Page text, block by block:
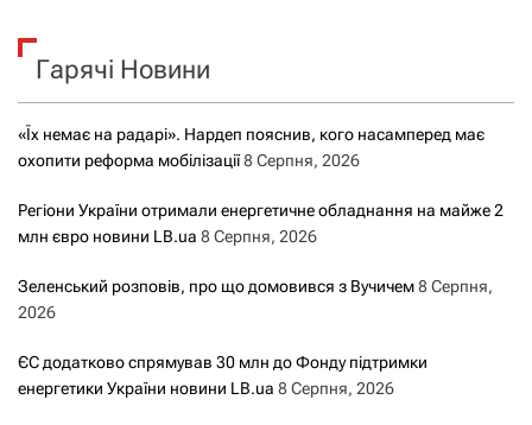
к
Гарячі Новини
«Їх немає на радарі». Нардеп пояснив, кого насамперед має
охопити реформа мобілізації8 Серпня, 2026
Регіони України отримали енергетичне обладнання на майже 2
млн євро новини LB.ua 8 Серпня, 2026
Зеленський розповів, про що домовився з Вучичем8 Серпня,
2026
ЄС додатково спрямував 30 млн до Фонду підтримки
енергетики України новини LB.ua 8 Серпня, 2026